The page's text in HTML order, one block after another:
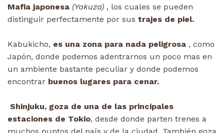
Mafia japonesa (Yakuza) , los cuales se pueden
distinguir perfectamente por sus trajes de piel.
Kabukicho, es una zona para nada peligrosa , como
Japón, donde podemos adentrarnos un poco mas en
un ambiente bastante peculiar y donde podemos
encontrar buenos lugares para cenar.
Shinjuku, goza de una de las principales
estaciones de Tokio, desde donde parten trenes a